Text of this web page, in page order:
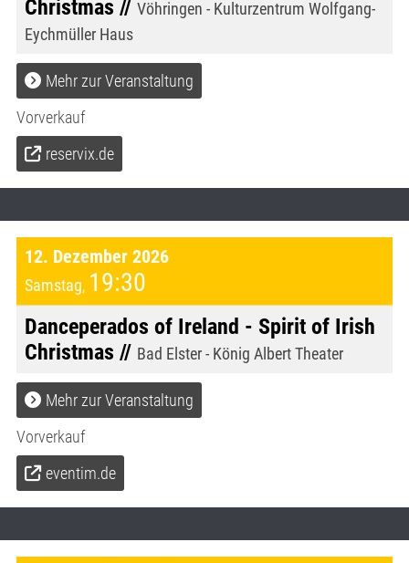
Christmas // Vöhringen - Kulturzentrum Wolfgang-
Eychmüller Haus
Mehr zur Veranstaltung
Vorverkauf
reservix.de
12. Dezember 2026
Samstag, 19:30
Danceperados of Ireland - Spirit of Irish
Christmas // Bad Elster - König Albert Theater
Mehr zur Veranstaltung
Vorverkauf
eventim.de